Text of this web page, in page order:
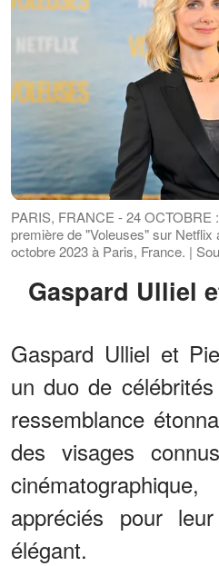
PARIS, FRANCE - 24 OCTOBRE
première de "Voleuses" sur
octobre 2023 à Paris, France. |
Gaspard Ulliel
Gaspard Ulliel et
un duo de
ressemblance
des visages
appréciés pour
élégant.